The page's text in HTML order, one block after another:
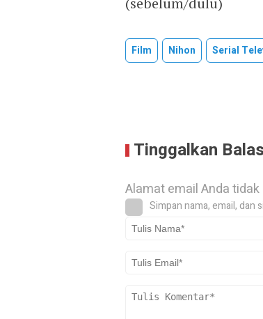
Film Nihon Serial
Tinggalkan
Alamat email Anda
Simpan nama, email, dan